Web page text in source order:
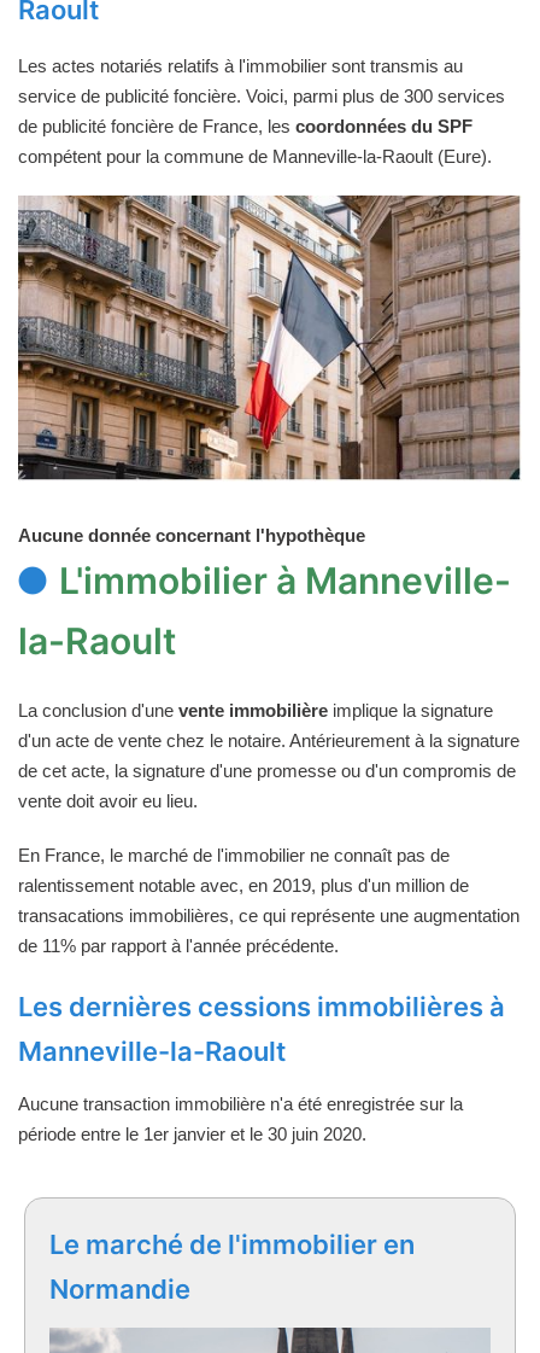
Raoult
Les actes notariés relatifs à l'immobilier sont transmis au
service de publicité foncière. Voici, parmi plus de 300 services
de publicité foncière de France, les coordonnées du SPF
compétent pour la commune de Manneville-la-Raoult (Eure).
Aucune donnée concernant l'hypothèque
L'immobilier à Manneville-
la-Raoult
La conclusion d'une vente immobilière implique la signature
d'un acte de vente chez le notaire. Antérieurement à la signature
de cet acte, la signature d'une promesse ou d'un compromis de
vente doit avoir eu lieu.
En France, le marché de l'immobilier ne connaît pas de
ralentissement notable avec, en 2019, plus d'un million de
transacations immobilières, ce qui représente une augmentation
de 11% par rapport à l'année précédente.
Les dernières cessions immobilières à
Manneville-la-Raoult
Aucune transaction immobilière n'a été enregistrée sur la
période entre le 1er janvier et le 30 juin 2020.
Le marché de l'immobilier en
Normandie